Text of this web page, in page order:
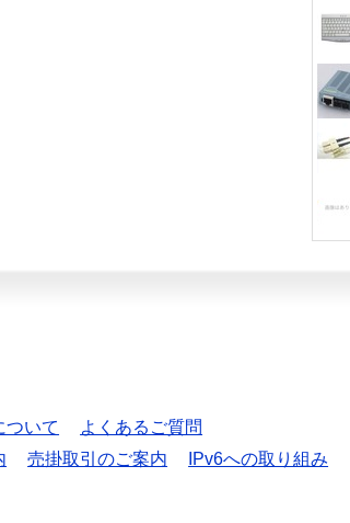
ついて
よくあるご質問
売掛取引のご案内
IPv6への取り組み